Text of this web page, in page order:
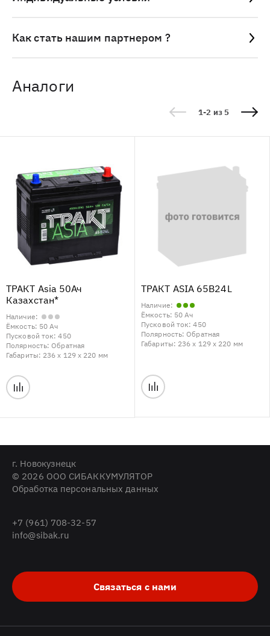
Как стать нашим партнером ?
Аналоги
1-2 из 5
ТРАКТ Asia 50Ач
Казахстан*
Наличие:
Ёмкость: 50 Ач
Пусковой ток:450
Полярность:Обратная
Габариты: 236 x 129 x 220 мм
ТРАКТ ASIA 65B24L
Наличие:
Ёмкость: 50 Ач
Пусковой ток:450
Полярность:Обратная
Габариты: 236 x 129 x 220 мм
г. Новокузнецк
© 2026 ООО СИБАККУМУЛЯТОР
Обработка персональных данных
+7 (961) 708-32-57
info@sibak.ru
Связаться с нами